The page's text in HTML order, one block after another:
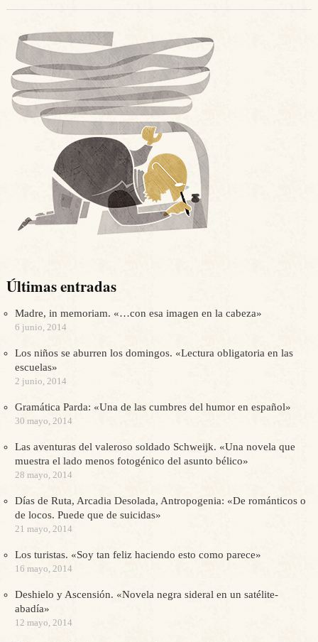
Últimas entradas
Madre, in memoriam. «…con esa imagen en la cabeza»
6 junio, 2014
Los niños se aburren los domingos. «Lectura obligatoria en las
escuelas»
2 junio, 2014
Gramática Parda: «Una de las cumbres del humor en español»
30 mayo, 2014
Las aventuras del valeroso soldado Schweijk. «Una novela que
muestra el lado menos fotogénico del asunto bélico»
28 mayo, 2014
Días de Ruta, Arcadia Desolada, Antropogenia: «De románticos o
de locos. Puede que de suicidas»
21 mayo, 2014
Los turistas. «Soy tan feliz haciendo esto como parece»
16 mayo, 2014
Deshielo y Ascensión. «Novela negra sideral en un satélite-
abadía»
12 mayo, 2014